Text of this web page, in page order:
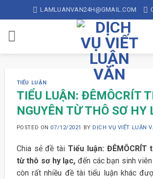
to
content
LAMLUANVAN24H@GMAIL.COM
TIỂU LUẬN
TIỂU LUẬN: ĐÊMÔCRÍT
NGUYÊN TỪ THÔ SƠ HY
POSTED ON 07/12/2021 BY DỊCH VỤ VIẾT LUẬN
Chia sẻ đề tài Tiểu luận: ĐÊMÔCRÍT
từ thô sơ hy lạc, đến các bạn sinh
còn rất nhiều đề tài tiểu luận khác